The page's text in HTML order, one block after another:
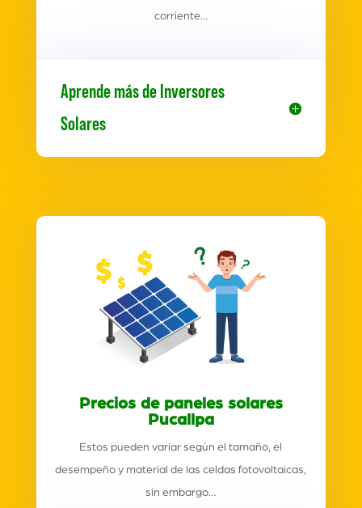
corriente…
Aprende más de Inversores
Solares
Precios de paneles solares
Pucallpa
Estos pueden variar según el tamaño, el
desempeño y material de las celdas fotovoltaicas,
sin embargo…